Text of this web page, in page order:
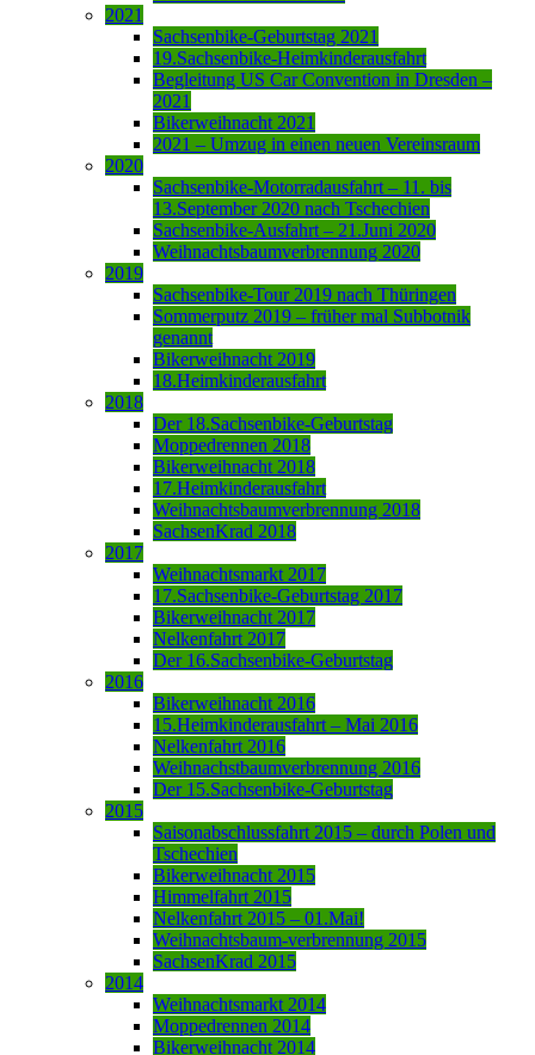
2021
Sachsenbike-Geburtstag 2021
19.Sachsenbike-Heimkinderausfahrt
Begleitung US Car Convention in Dresden –
2021
Bikerweihnacht 2021
2021 – Umzug in einen neuen Vereinsraum
2020
Sachsenbike-Motorradausfahrt – 11. bis
13.September 2020 nach Tschechien
Sachsenbike-Ausfahrt – 21.Juni 2020
Weihnachtsbaumverbrennung 2020
2019
Sachsenbike-Tour 2019 nach Thüringen
Sommerputz 2019 – früher mal Subbotnik
genannt
Bikerweihnacht 2019
18.Heimkinderausfahrt
2018
Der 18.Sachsenbike-Geburtstag
Moppedrennen 2018
Bikerweihnacht 2018
17.Heimkinderausfahrt
Weihnachtsbaumverbrennung 2018
SachsenKrad 2018
2017
Weihnachtsmarkt 2017
17.Sachsenbike-Geburtstag 2017
Bikerweihnacht 2017
Nelkenfahrt 2017
Der 16.Sachsenbike-Geburtstag
2016
Bikerweihnacht 2016
15.Heimkinderausfahrt – Mai 2016
Nelkenfahrt 2016
Weihnachstbaumverbrennung 2016
Der 15.Sachsenbike-Geburtstag
2015
Saisonabschlussfahrt 2015 – durch Polen und
Tschechien
Bikerweihnacht 2015
Himmelfahrt 2015
Nelkenfahrt 2015 – 01.Mai!
Weihnachtsbaum-verbrennung 2015
SachsenKrad 2015
2014
Weihnachtsmarkt 2014
Moppedrennen 2014
Bikerweihnacht 2014